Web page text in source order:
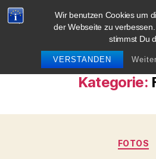
Wir benutzen Cookies um
der Webseite zu
stimmst Du
VERSTANDEN
blog.sag-
Kategorie:
FOTOS